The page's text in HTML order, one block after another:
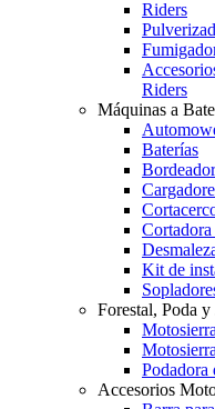
Riders
Riders
Máquinas a
Baterías
Cortadora
Kit de
Forestal, Poda y
Podadora
Accesorios